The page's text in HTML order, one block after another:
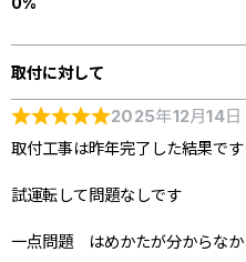
取付に対して
2025年12月14日
取付工事は昨年完了した結果です
試運転して問題なしです
一点問題 はめかたが分からな